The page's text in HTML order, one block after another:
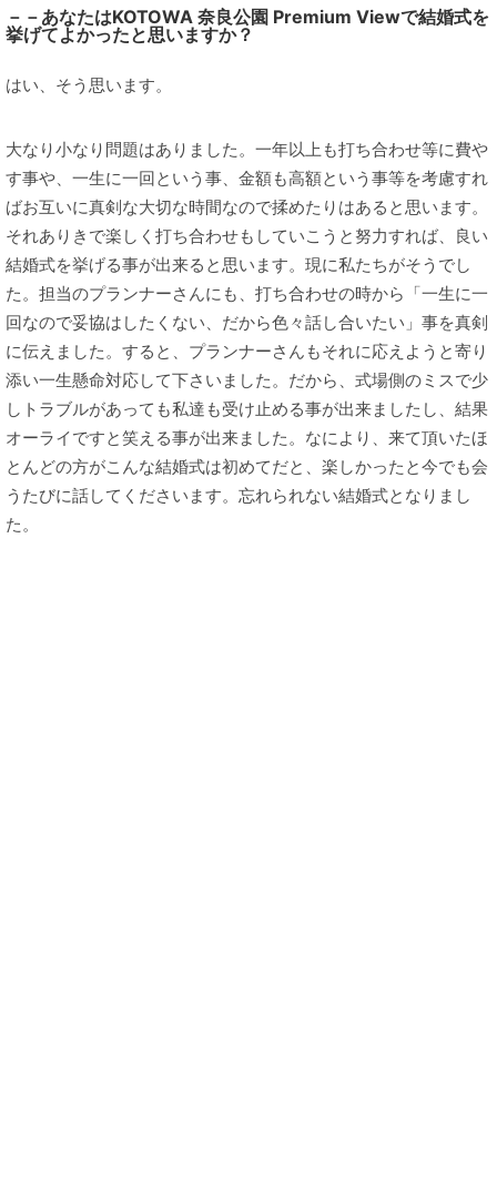
－－あなたはKOTOWA 奈良公園 Premium Viewで結婚式を
挙げてよかったと思いますか？
はい、そう思います。
大なり小なり問題はありました。一年以上も打ち合わせ等に費や
す事や、一生に一回という事、金額も高額という事等を考慮すれ
ばお互いに真剣な大切な時間なので揉めたりはあると思います。
それありきで楽しく打ち合わせもしていこうと努力すれば、良い
結婚式を挙げる事が出来ると思います。現に私たちがそうでし
た。担当のプランナーさんにも、打ち合わせの時から「一生に一
回なので妥協はしたくない、だから色々話し合いたい」事を真剣
に伝えました。すると、プランナーさんもそれに応えようと寄り
添い一生懸命対応して下さいました。だから、式場側のミスで少
しトラブルがあっても私達も受け止める事が出来ましたし、結果
オーライですと笑える事が出来ました。なにより、来て頂いたほ
とんどの方がこんな結婚式は初めてだと、楽しかったと今でも会
うたびに話してくださいます。忘れられない結婚式となりまし
た。